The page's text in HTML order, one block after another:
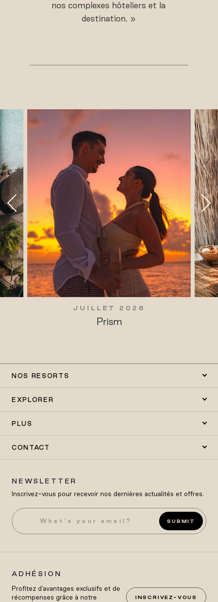
nos complexes hôteliers et la
destination. »
NOS RESORTS
EXPLORER
PLUS
CONTACT
NEWSLETTER
Inscrivez-vous pour recevoir nos dernières actualités et offres.
SUBMIT
ADHÉSION
Profitez d'avantages exclusifs et de
récompenses grâce à notre
INSCRIVEZ-VOUS